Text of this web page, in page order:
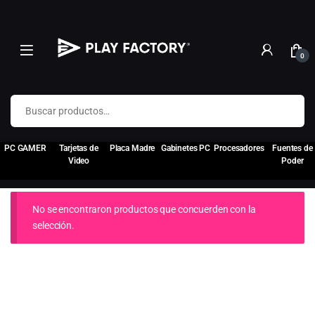
0
Buscar por:
PC GAMER
Tarjetas de
Video
Placa Madre Gabinetes PC Procesadores
Fuentes de
Poder
No se encontraron productos que concuerden con la
selección.